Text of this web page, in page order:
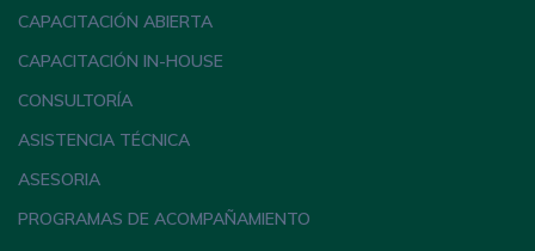
CAPACITACIÓN ABIERTA
CAPACITACIÓN IN-HOUSE
CONSULTORÍA
ASISTENCIA TÉCNICA
ASESORIA
PROGRAMAS DE ACOMPAÑAMIENTO